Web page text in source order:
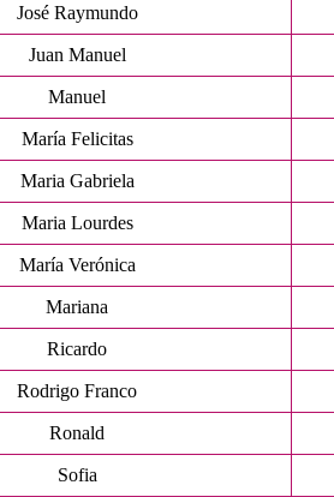
José Raymundo
Juan Manuel
Manuel
María Felicitas
Maria Gabriela
Maria Lourdes
María Verónica
Mariana
Ricardo
Rodrigo Franco
Ronald
Sofia